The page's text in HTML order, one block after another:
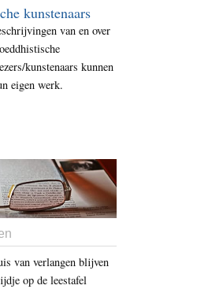
kunstenaars
van en over
kunstenaars kunnen
eigen werk.
van verlangen blijven
op de leestafel